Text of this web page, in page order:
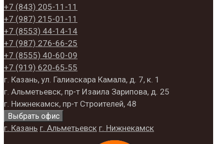
+7 (843) 205-11-11
+7 (987) 215-01-11
+7 (8553) 44-14-14
+7 (987) 276-66-25
+7 (8555) 40-60-09
+7 (919) 620‑65‑55
г. Казань, ул. Галиаскара Камала, д. 7, к. 1
г. Альметьевск, пр-т Изаила Зарипова, д. 25
г. Нижнекамск, пр-т Строителей, 48
Выбрать офис
г. Казань г. Альметьевск г. Нижнекамск